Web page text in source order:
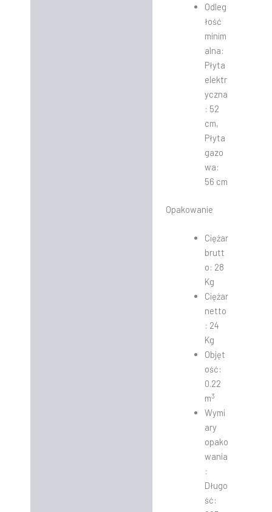
Odleg
łość
minim
alna:
Płyta
elektr
yczna
: 52
cm,
Płyta
gazo
wa:
56 cm
Opakowanie
Ciężar
brutt
o: 28
Kg
Ciężar
netto
: 24
Kg
Objęt
ość:
0.22
m3
Wymi
ary
opako
wania
:
Długo
ść: